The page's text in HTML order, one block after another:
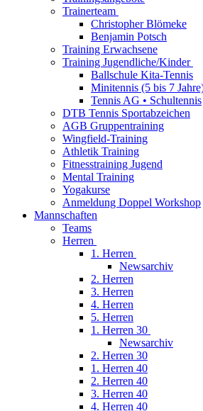
Trainerteam
Christopher Blömeke
Benjamin Potsch
Training Erwachsene
Training Jugendliche/Kinder
Ballschule Kita-Tennis
Minitennis (5 bis 7
Tennis AG • Schultennis
DTB Tennis Sportabzeichen
AGB Gruppentraining
Wingfield-Training
Athletik Training
Fitnesstraining Jugend
Mental Training
Yogakurse
Anmeldung Doppel Workshop
Mannschaften
Teams
Herren
1. Herren
Newsarchiv
2. Herren
3. Herren
4. Herren
5. Herren
1. Herren 30
Newsarchiv
2. Herren 30
1. Herren 40
2. Herren 40
3. Herren 40
4. Herren 40